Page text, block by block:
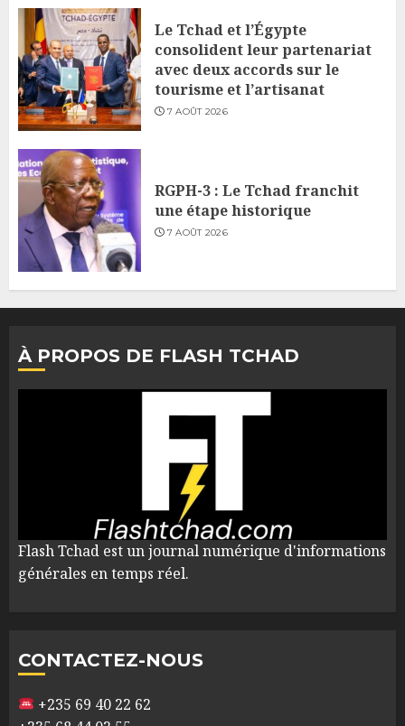
Le Tchad et l’Égypte
consolident leur partenariat
avec deux accords sur le
tourisme et l’artisanat
7 AOÛT 2026
RGPH-3 : Le Tchad franchit
une étape historique
7 AOÛT 2026
À PROPOS DE FLASH TCHAD
Flash Tchad est un journal numérique d'informations
générales en temps réel.
CONTACTEZ-NOUS
+235 69 40 22 62